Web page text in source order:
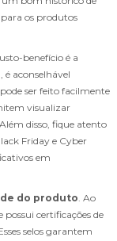
os produtos
benefício é a
é aconselhável
ser feito facilmente
visualizar
disso, fique atento
Friday e Cyber
em
do produto. Ao
certificações de
selos garantem